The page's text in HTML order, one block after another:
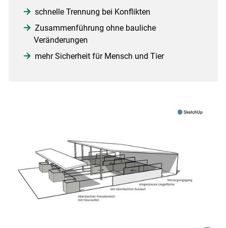
schnelle Trennung bei Konflikten
Zusammenführung ohne bauliche
Veränderungen
mehr Sicherheit für Mensch und Tier